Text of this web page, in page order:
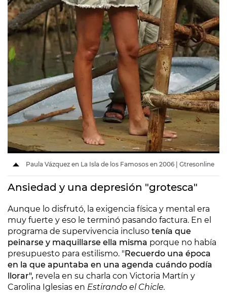
Paula Vázquez en La Isla de los Famosos en 2006 | Gtresonline
Ansiedad y una depresión "grotesca"
Aunque lo disfrutó, la exigencia física y mental era
muy fuerte y eso le terminó pasando factura. En el
programa de supervivencia incluso tenía que
peinarse y maquillarse ella misma porque no había
presupuesto para estilismo. "Recuerdo una época
en la que apuntaba en una agenda cuándo podía
llorar", revela en su charla con Victoria Martín y
Carolina Iglesias en Estirando el Chicle.